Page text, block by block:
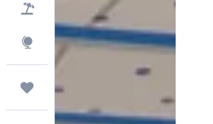
Pauschalreisen
Explore
Trips